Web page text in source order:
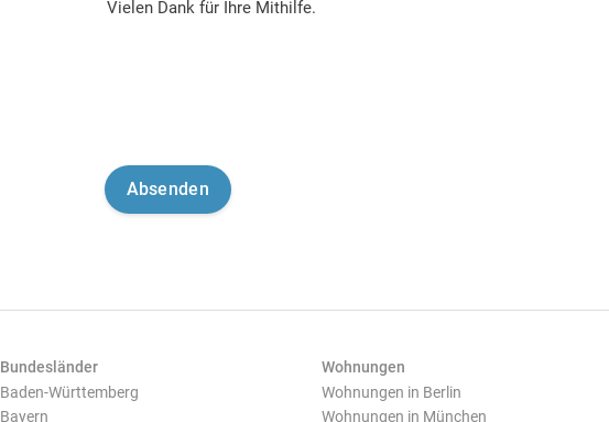
Vielen Dank für Ihre Mithilfe.
Bundesländer
Baden-Württemberg
Bayern
Wohnungen
Wohnungen in Berlin
Wohnungen in München